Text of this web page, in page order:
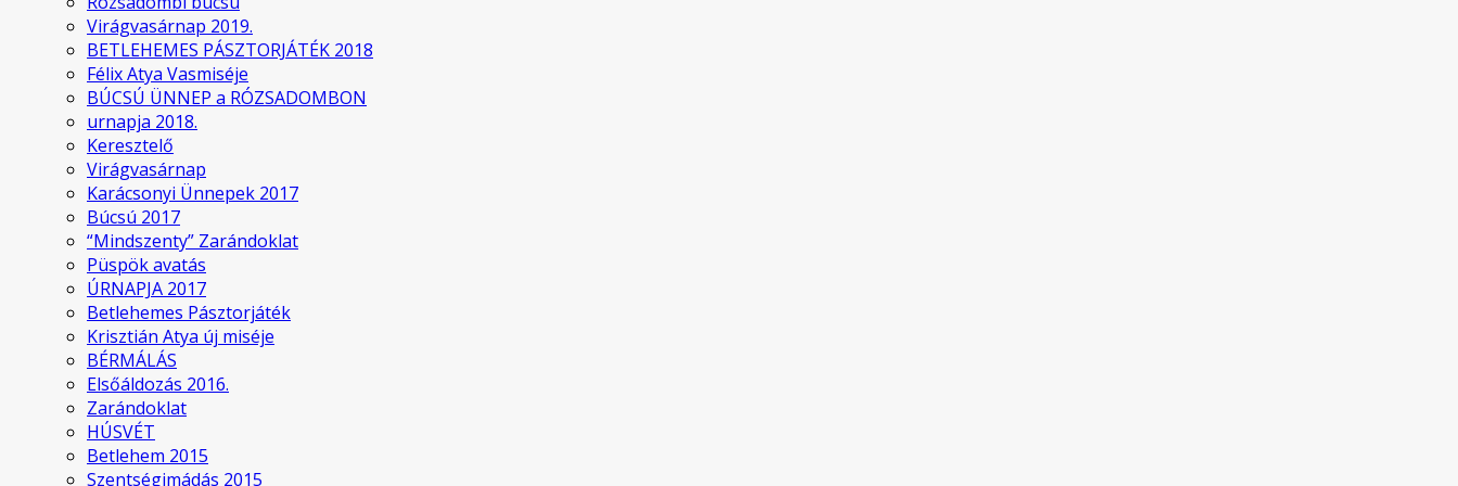
Virágvasárnap 2019.
BETLEHEMES PÁSZTORJÁTÉK 2018
Félix Atya Vasmiséje
BÚCSÚ ÜNNEP a RÓZSADOMBON
urnapja 2018.
Keresztelő
Virágvasárnap
Karácsonyi Ünnepek 2017
Búcsú 2017
“Mindszenty” Zarándoklat
Püspök avatás
ÚRNAPJA 2017
Betlehemes Pásztorjáték
Krisztián Atya új miséje
BÉRMÁLÁS
Elsőáldozás 2016.
Zarándoklat
HÚSVÉT
Betlehem 2015
Szentségimádás 2015